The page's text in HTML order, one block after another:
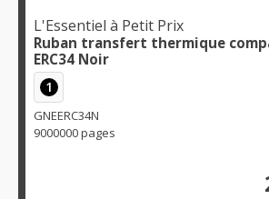
L'Essentiel à Petit Prix
Ruban transfert thermique
ERC34 Noir
1
GNEERC34N
9000000 pages